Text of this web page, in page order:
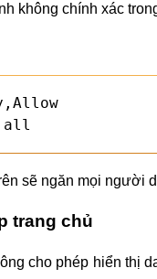
không chính xác
all
sẽ ngăn mọi người
trang chủ
cho phép hiển thị